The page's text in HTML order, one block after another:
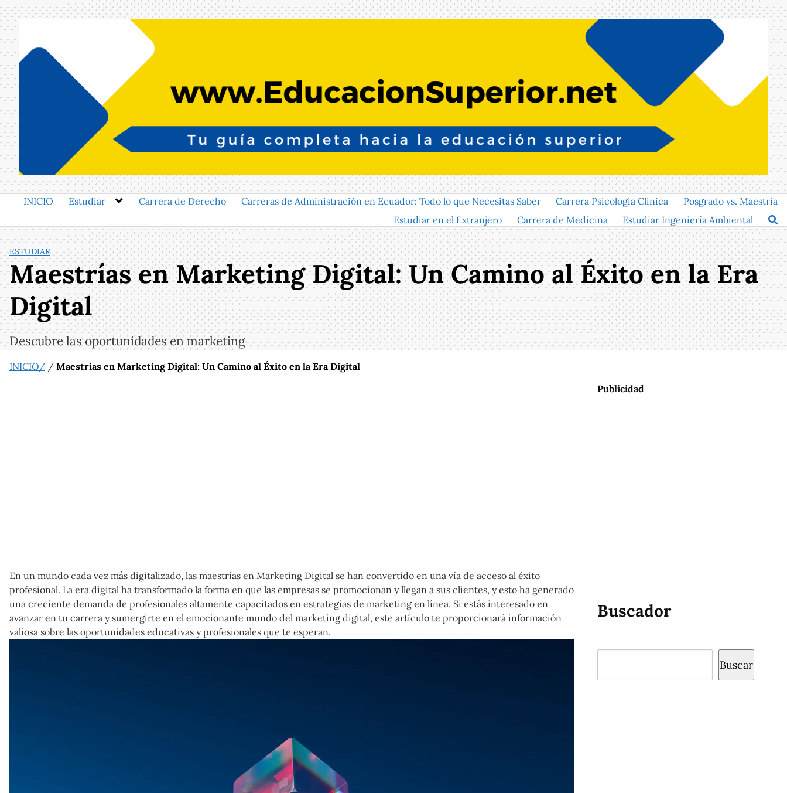
Saltar
al
contenido
INICIO Estudiar Carrera de Derecho Carreras de Administración en Ecuador: Todo lo que Necesitas Saber Carrera Psicología Clínica
Posgrado vs. Maestría
Estudiar en el Extranjero
Carrera de Medicina Estudiar Ingeniería Ambiental
ESTUDIAR
Maestrías en Marketing Digital: Un Camino al Éxito en la Era
Digital
Descubre las oportunidades en marketing
INICIO/ / Maestrías en Marketing Digital: Un Camino al Éxito en la Era Digital
En un mundo cada vez más digitalizado, las maestrías en Marketing Digital se han convertido en una vía de acceso al éxito
profesional. La era digital ha transformado la forma en que las empresas se promocionan y llegan a sus clientes, y esto ha generado
una creciente demanda de profesionales altamente capacitados en estrategias de marketing en línea. Si estás interesado en
avanzar en tu carrera y sumergirte en el emocionante mundo del marketing digital, este artículo te proporcionará información
valiosa sobre las oportunidades educativas y profesionales que te esperan.
Publicidad
Buscador
Buscar